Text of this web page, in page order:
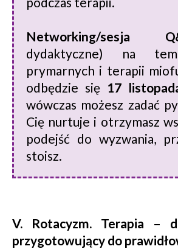
Networking/sesja
dydaktyczne) na
prymarnych i terapii
odbędzie się 17
wówczas możesz zadać
Cię nurtuje i otrzymasz
podejść do wyzwania,
stoisz.
V. Rotacyzm. Terapia –
przygotowujący do